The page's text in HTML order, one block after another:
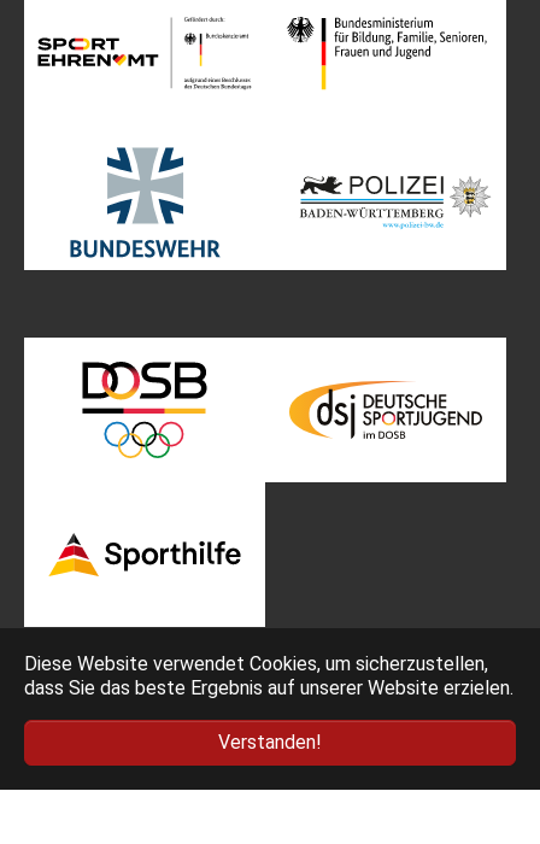
Diese Website verwendet Cookies, um sicherzustellen,
dass Sie das beste Ergebnis auf unserer Website erzielen.
Verstanden!
Datenschutz
AGB Ticketing